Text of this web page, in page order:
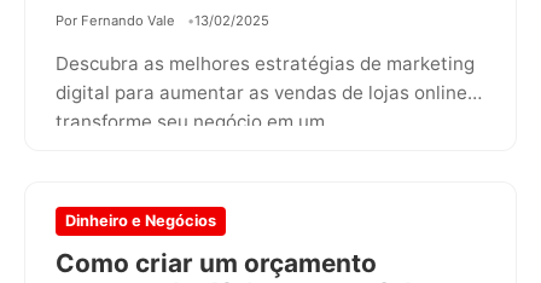
Por Fernando Vale 13/02/2025
Descubra as melhores estratégias de marketing
digital para aumentar as vendas de lojas online e
transforme seu negócio em um…
Dinheiro e Negócios
Como criar um orçamento